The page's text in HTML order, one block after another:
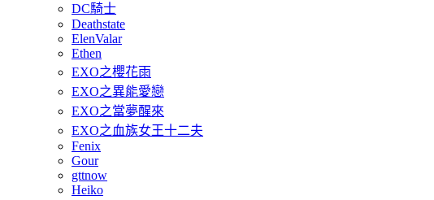
DC騎士
Deathstate
ElenValar
Ethen
EXO之櫻花雨
EXO之異能愛戀
EXO之當夢醒來
EXO之血族女王十二夫
Fenix
Gour
gttnow
Heiko